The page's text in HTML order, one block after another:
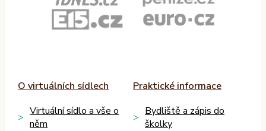
O virtuálních sídlech
Virtuální sídlo a vše o
něm
Praktické informace
Bydliště a zápis do
školky